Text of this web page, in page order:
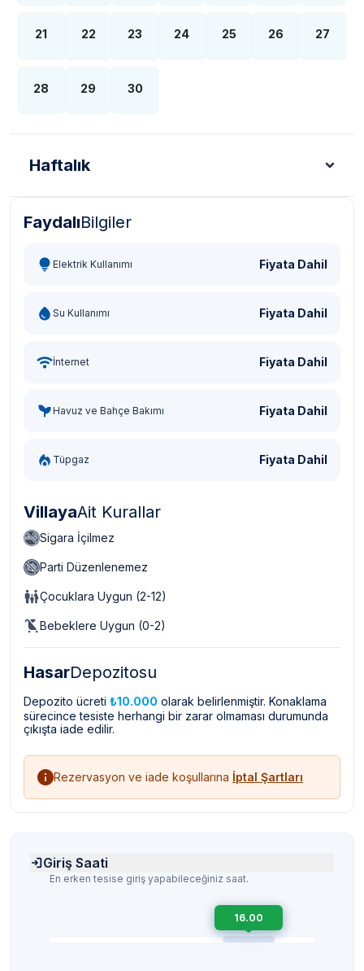
21 22 23 24 25 26 27
28 29 30
Haftalık
Türk Lirası - TL
FaydalıBilgiler
Elektrik Kullanımı Fiyata Dahil
Su Kullanımı Fiyata Dahil
İnternet Fiyata Dahil
Havuz ve Bahçe Bakımı Fiyata Dahil
Tüpgaz Fiyata Dahil
VillayaAit Kurallar
Sigara İçilmez
Parti Düzenlenemez
Çocuklara Uygun (2-12)
Bebeklere Uygun (0-2)
HasarDepozitosu
Depozito ücreti ₺10.000 olarak belirlenmiştir. Konaklama
sürecince tesiste herhangi bir zarar olmaması durumunda
çıkışta iade edilir.
Rezervasyon ve iade koşullarına İptal Şartları
Giriş Saati
En erken tesise giriş yapabileceğiniz saat.
16.00